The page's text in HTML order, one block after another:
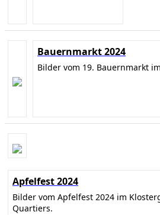
Bauernmarkt 2024
Bilder vom 19. Bauernmarkt
Apfelfest 2024
Bilder vom Apfelfest 2024 im
Quartiers.